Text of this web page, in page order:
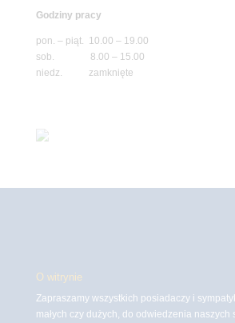
Godziny pracy
pon. – piąt. 10.00 – 19.00
sob. 8.00 – 15.00
niedz. zamknięte
O witrynie
Zapraszamy wszystkich posiadaczy i
małych czy dużych, do odwiedzenia naszych